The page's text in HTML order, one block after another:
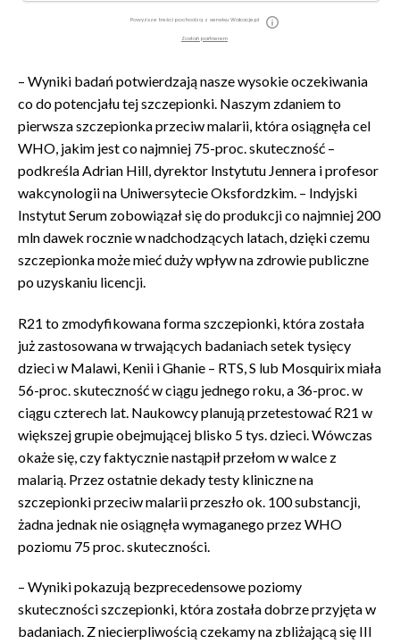
Powyższe treści pochodzą z serwisu Wakacje.pl
Zostań partnerem
– Wyniki badań potwierdzają nasze wysokie oczekiwania
co do potencjału tej szczepionki. Naszym zdaniem to
pierwsza szczepionka przeciw malarii, która osiągnęła cel
WHO, jakim jest co najmniej 75-proc. skuteczność –
podkreśla Adrian Hill, dyrektor Instytutu Jennera i profesor
wakcynologii na Uniwersytecie Oksfordzkim. – Indyjski
Instytut Serum zobowiązał się do produkcji co najmniej 200
mln dawek rocznie w nadchodzących latach, dzięki czemu
szczepionka może mieć duży wpływ na zdrowie publiczne
po uzyskaniu licencji.
R21 to zmodyfikowana forma szczepionki, która została
już zastosowana w trwających badaniach setek tysięcy
dzieci w Malawi, Kenii i Ghanie – RTS, S lub Mosquirix miała
56-proc. skuteczność w ciągu jednego roku, a 36-proc. w
ciągu czterech lat. Naukowcy planują przetestować R21 w
większej grupie obejmującej blisko 5 tys. dzieci. Wówczas
okaże się, czy faktycznie nastąpił przełom w walce z
malarią. Przez ostatnie dekady testy kliniczne na
szczepionki przeciw malarii przeszło ok. 100 substancji,
żadna jednak nie osiągnęła wymaganego przez WHO
poziomu 75 proc. skuteczności.
– Wyniki pokazują bezprecedensowe poziomy
skuteczności szczepionki, która została dobrze przyjęta w
badaniach. Z niecierpliwością czekamy na zbliżającą się III